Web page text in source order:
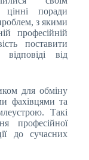
поради
з якими
професійній
поставити
від
для обміну
фахівцями та
Такі
професійної
до сучасних